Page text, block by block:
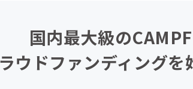
国内最大級の
ウドファンディングを